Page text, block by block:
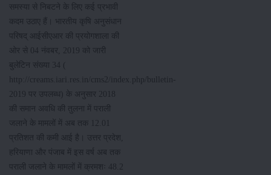
समस्‍या से निबटने के लिए कई प्रभावी
कदम उठाए हैं। भारतीय कृषि अनुसंधान
परिषद् आईसीएआर की प्रयोगशाला की
ओर से 04 नंवबर, 2019 को जारी
बुलेटिन संख्या 34 (
http://creams.iari.res.in/cms2/index.php/bulletin-
2019 पर उपलब्ध) के अनुसार 2018
की समान अवधि की तुलना में पराली
जलाने के मामलों में अब तक 12.01
प्रतिशत की कमी आई है। उत्तर प्रदेश,
हरियाणा और पंजाब में इस वर्ष अब तक
पराली जलाने के मामलों में क्रमशः 48.2